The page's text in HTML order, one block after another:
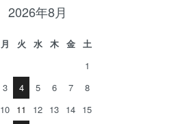
2026年8月
月 火 水 木 金
土
1
3 4 5 6 7
8
10 11 12 13 14 15